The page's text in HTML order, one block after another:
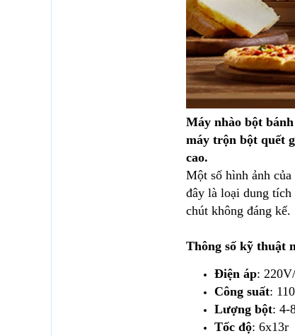
Máy nhào bột
máy trộn bột quết
cao.
Một số hình ảnh
đây là loại dung
chút không đáng kể.
Thông số kỹ thuật
Điện áp:
Công suất:
Lượng bột: 4-
Tốc độ: 6x13r